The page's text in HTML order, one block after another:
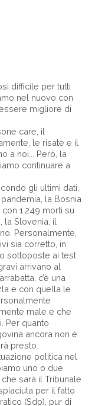
difficile per tutti
nel nuovo con
migliore di
care, il
le risate e il
a noi... Però, la
continuare a
gli ultimi dati,
la Bosnia
1.249 morti su
la Slovenia, il
Personalmente,
sia corretto, in
sottoposte ai test
arrivano al
c’è una
e con quella le
male e che
Per quanto
ancora non è
presto.
politica nel
uno o due
sarà il Tribunale
per il fatto
(Sdp), pur di